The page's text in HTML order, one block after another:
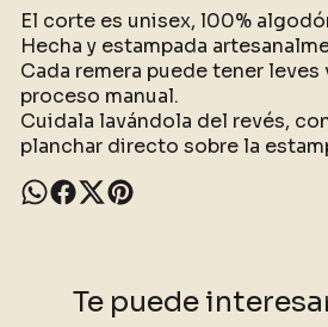
El corte es unisex, l00%
Hecha y estampada
Cada remera puede tener
proceso manual.
Cuidala lavándola del revés,
planchar directo sobre la
Te puede